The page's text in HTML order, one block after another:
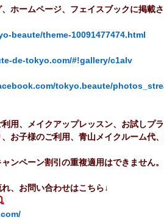
ホームページ、フェイスブックに掲載
beaute/theme-10091477474.html
de-tokyo.com/#!gallery/c1alv
tokyo.beaute/
用、メイクアップレッスン、お試しプ
お子様のご利用、青山メイクルーム代
ンペーン割引の重複適用はできません。
、お問い合わせはこちら↓